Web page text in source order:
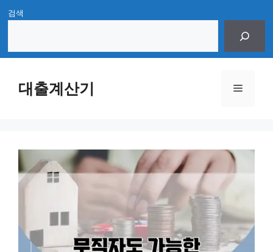
Skip
content
검색
대출계산기 Menu